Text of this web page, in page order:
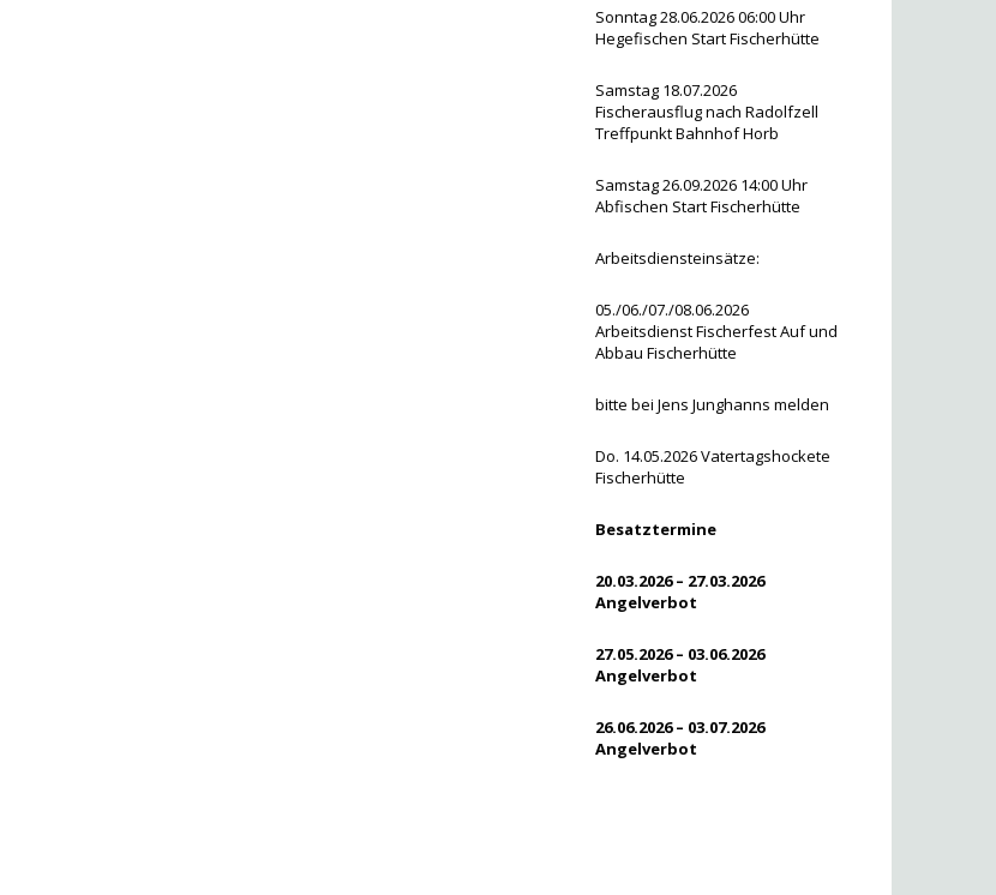
Sonntag 28.06.2026 06:00 Uhr
Hegefischen Start Fischerhütte
Samstag 18.07.2026
Fischerausflug nach Radolfzell
Treffpunkt Bahnhof Horb
Samstag 26.09.2026 14:00 Uhr
Abfischen Start Fischerhütte
Arbeitsdiensteinsätze:
05./06./07./08.06.2026
Arbeitsdienst Fischerfest Auf und
Abbau Fischerhütte
bitte bei Jens Junghanns melden
Do. 14.05.2026 Vatertagshockete
Fischerhütte
Besatztermine
20.03.2026 – 27.03.2026
Angelverbot
27.05.2026 – 03.06.2026
Angelverbot
26.06.2026 – 03.07.2026
Angelverbot